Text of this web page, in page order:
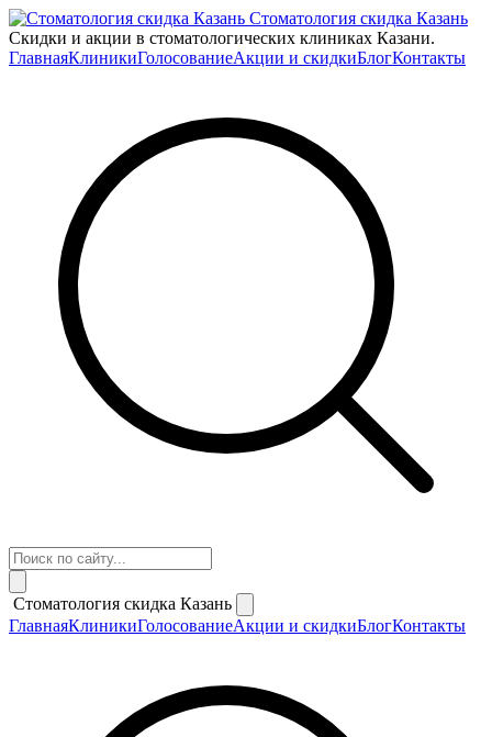
Стоматология скидка Казань
Скидки и акции в стоматологических клиниках Казани.
ГлавнаяКлиникиГолосованиеАкции и скидкиБлогКонтакты
Стоматология скидка Казань
ГлавнаяКлиникиГолосованиеАкции и скидкиБлогКонтакты